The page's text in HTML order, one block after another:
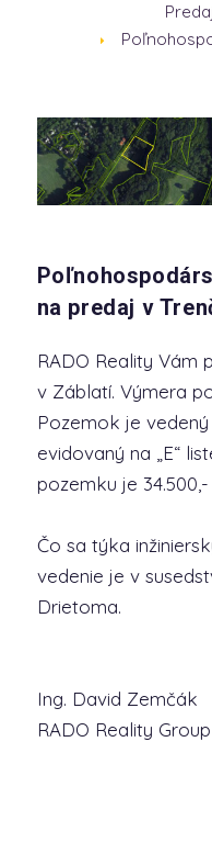
na predaj v
RADO Reality Vám
v Záblatí. Výmera
Pozemok je
evidovaný na „E“
pozemku je 34.500,-
Čo sa týka
vedenie je v
Drietoma.
Ing. David Zemčák
RADO Reality Group